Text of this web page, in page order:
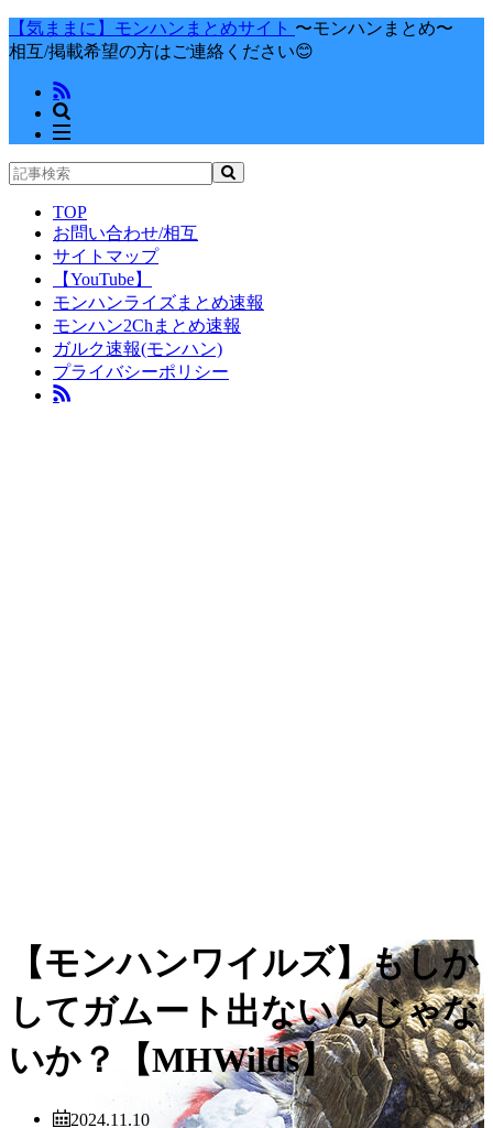
【気ままに】モンハンまとめサイト 〜モンハンまとめ〜
相互/掲載希望の方はご連絡ください😊
TOP
お問い合わせ/相互
サイトマップ
【YouTube】
モンハンライズまとめ速報
モンハン2Chまとめ速報
ガルク速報(モンハン)
プライバシーポリシー
【モンハンワイルズ】もしか
してガムート出ないんじゃな
いか？【MHWilds】
2024.11.10